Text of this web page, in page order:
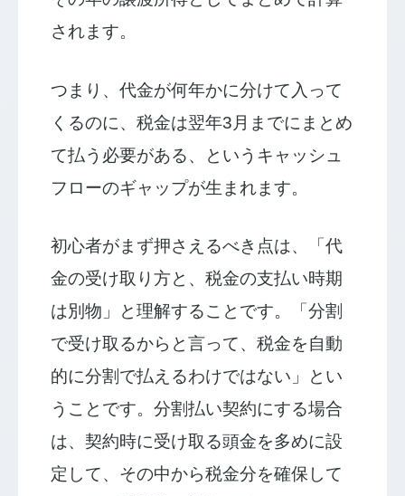
されます。
つまり、代金が何年かに分けて入って
くるのに、税金は翌年3月までにまとめ
て払う必要がある、というキャッシュ
フローのギャップが生まれます。
初心者がまず押さえるべき点は、「代
金の受け取り方と、税金の支払い時期
は別物」と理解することです。「分割
で受け取るからと言って、税金を自動
的に分割で払えるわけではない」とい
うことです。分割払い契約にする場合
は、契約時に受け取る頭金を多めに設
定して、その中から税金分を確保して